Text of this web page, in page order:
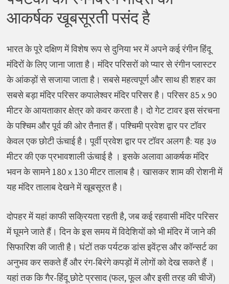
आकर्षक खूबसूरती पसंद है
भारत के पूरे दक्षिण में विशेष रूप से दुनिया भर में अपने कई रंगीन हिंदू
मंदिरों के लिए जाना जाता है। मंदिर परिसरों को प्यार से रंगीन प्लास्टर
के आंकड़ों से सजाया जाता है। सबसे महत्वपूर्ण और साथ ही शहर का
सबसे बड़ा मंदिर परिसर कपालेश्वर मंदिर परिसर है। परिसर 85 x 90
मीटर के आयताकार क्षेत्र को कवर करता है। दो गेट टावर इस संरचना
के पश्चिम और पूर्व की ओर तैनात हैं। पश्चिमी प्रवेश द्वार पर टॉवर
केवल एक छोटी ऊंचाई है। पूर्वी प्रवेश द्वार पर टॉवर अलग है: यह ३७
मीटर की एक प्रभावशाली ऊंचाई है । इसके अलावा आकर्षक मंदिर
भवन के सामने 180 x 130 मीटर तालाब है। खासकर शाम की रोशनी में
यह मंदिर तालाब देखने में खूबसूरत है।
दोपहर में यहां काफी सक्रियता रहती है, जब कई रहवासी मंदिर परिसर
में घूमने जाते हैं। दिन के इस समय में विदेशियों को भी मंदिर में जाने की
सिफारिश की जाती है। घंटों तक पर्यटक डांस इवेंट्स और कॉन्सर्ट का
अनुभव कर सकते हैं और रंग-बिरंगे कपड़ों में लोगों को देख सकते हैं ।
यहां तक कि गैर-हिंदू छोटे प्रसाद (फल, फूल और इसी तरह की चीजें)